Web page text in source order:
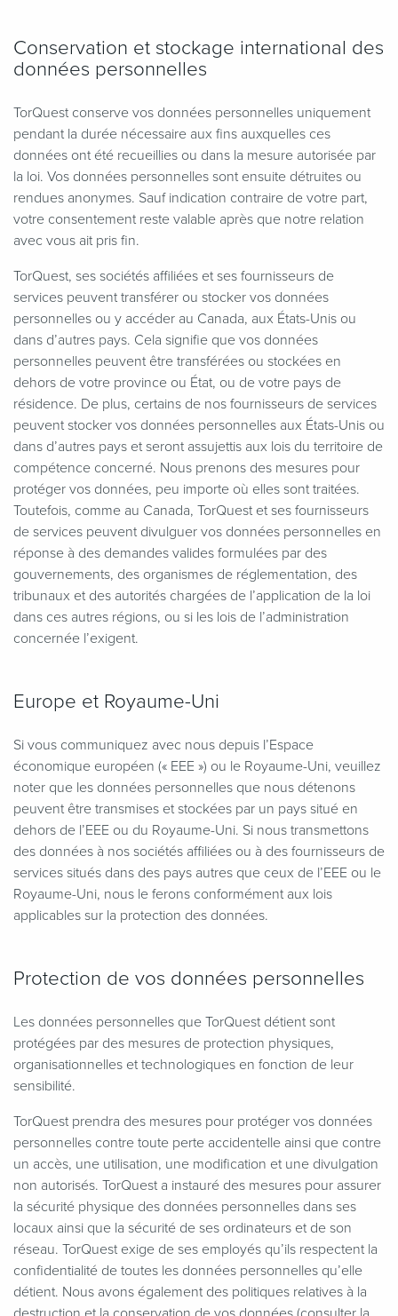
Conservation et stockage international des
données personnelles
TorQuest conserve vos données personnelles uniquement
pendant la durée nécessaire aux fins auxquelles ces
données ont été recueillies ou dans la mesure autorisée par
la loi. Vos données personnelles sont ensuite détruites ou
rendues anonymes. Sauf indication contraire de votre part,
votre consentement reste valable après que notre relation
avec vous ait pris fin.
TorQuest, ses sociétés affiliées et ses fournisseurs de
services peuvent transférer ou stocker vos données
personnelles ou y accéder au Canada, aux États-Unis ou
dans d’autres pays. Cela signifie que vos données
personnelles peuvent être transférées ou stockées en
dehors de votre province ou État, ou de votre pays de
résidence. De plus, certains de nos fournisseurs de services
peuvent stocker vos données personnelles aux États-Unis ou
dans d’autres pays et seront assujettis aux lois du territoire de
compétence concerné. Nous prenons des mesures pour
protéger vos données, peu importe où elles sont traitées.
Toutefois, comme au Canada, TorQuest et ses fournisseurs
de services peuvent divulguer vos données personnelles en
réponse à des demandes valides formulées par des
gouvernements, des organismes de réglementation, des
tribunaux et des autorités chargées de l’application de la loi
dans ces autres régions, ou si les lois de l’administration
concernée l’exigent.
Europe et Royaume-Uni
Si vous communiquez avec nous depuis l’Espace
économique européen (« EEE ») ou le Royaume-Uni, veuillez
noter que les données personnelles que nous détenons
peuvent être transmises et stockées par un pays situé en
dehors de l’EEE ou du Royaume-Uni. Si nous transmettons
des données à nos sociétés affiliées ou à des fournisseurs de
services situés dans des pays autres que ceux de l’EEE ou le
Royaume-Uni, nous le ferons conformément aux lois
applicables sur la protection des données.
Protection de vos données personnelles
Les données personnelles que TorQuest détient sont
protégées par des mesures de protection physiques,
organisationnelles et technologiques en fonction de leur
sensibilité.
TorQuest prendra des mesures pour protéger vos données
personnelles contre toute perte accidentelle ainsi que contre
un accès, une utilisation, une modification et une divulgation
non autorisés. TorQuest a instauré des mesures pour assurer
la sécurité physique des données personnelles dans ses
locaux ainsi que la sécurité de ses ordinateurs et de son
réseau. TorQuest exige de ses employés qu’ils respectent la
confidentialité de toutes les données personnelles qu’elle
détient. Nous avons également des politiques relatives à la